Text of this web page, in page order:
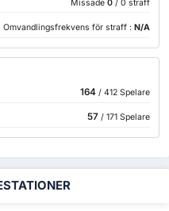
Missade 0 / 0 straff
Omvandlingsfrekvens för straff : N/A
164/ 412 Spelare
57/ 171 Spelare